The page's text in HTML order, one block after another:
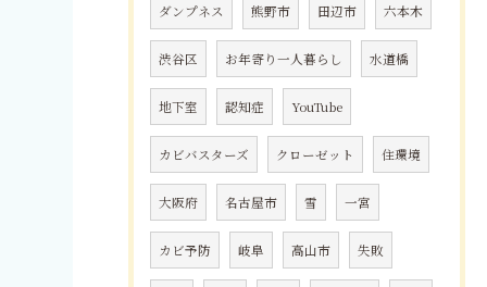
ダンプネス 熊野市 田辺市 六本木
渋谷区 お年寄り一人暮らし 水道橋
地下室 認知症 YouTube
カビバスターズ クローゼット 住環境
大阪府 名古屋市 雪 一宮
カビ予防 岐阜 高山市 失敗